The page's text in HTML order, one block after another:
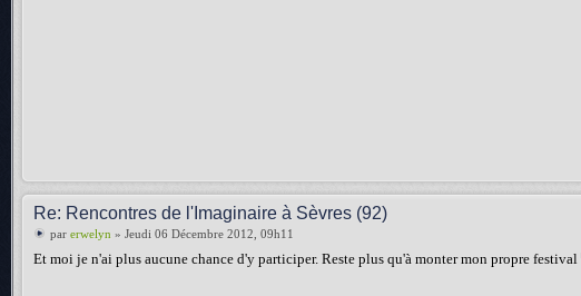
Re: Rencontres de l'Imaginaire à Sèvres (92)
par erwelyn » Jeudi 06 Décembre 2012, 09h11
Et moi je n'ai plus aucune chance d'y participer. Reste plus qu'à monter mon propre festival